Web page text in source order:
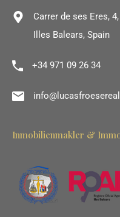
Carrer de ses Eres,
Illes Balears, Spain
+34 971 09 26 34
Inmobilienmakler &